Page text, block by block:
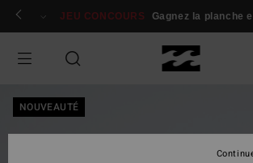
Passer
Se connecter / s'inscrire
JEU CONCOURS Gagnez la planche
NOUVEAUTÉ